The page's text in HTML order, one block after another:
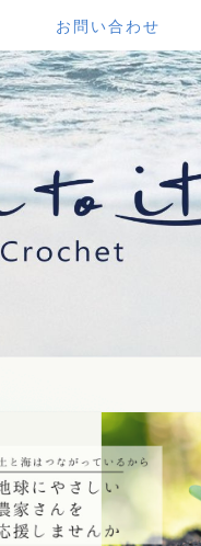
お問い合わせ